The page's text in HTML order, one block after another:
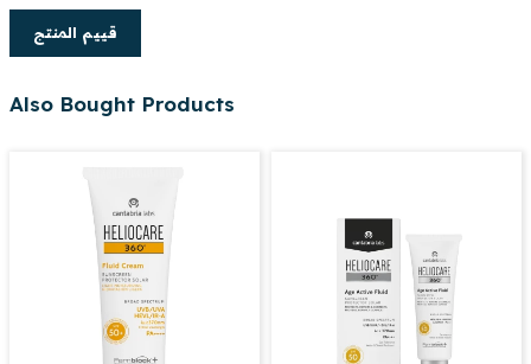
قييم المنتج
Also Bought Products